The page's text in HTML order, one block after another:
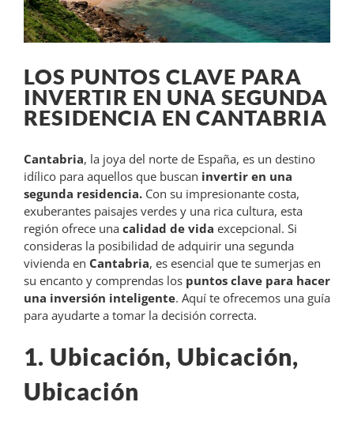
LOS PUNTOS CLAVE PARA
INVERTIR EN UNA SEGUNDA
RESIDENCIA EN CANTABRIA
Cantabria, la joya del norte de España, es un destino
idílico para aquellos que buscan invertir en una
segunda residencia. Con su impresionante costa,
exuberantes paisajes verdes y una rica cultura, esta
región ofrece una calidad de vida excepcional. Si
consideras la posibilidad de adquirir una segunda
vivienda en Cantabria, es esencial que te sumerjas en
su encanto y comprendas los puntos clave para hacer
una inversión inteligente. Aquí te ofrecemos una guía
para ayudarte a tomar la decisión correcta.
1. Ubicación, Ubicación,
Ubicación